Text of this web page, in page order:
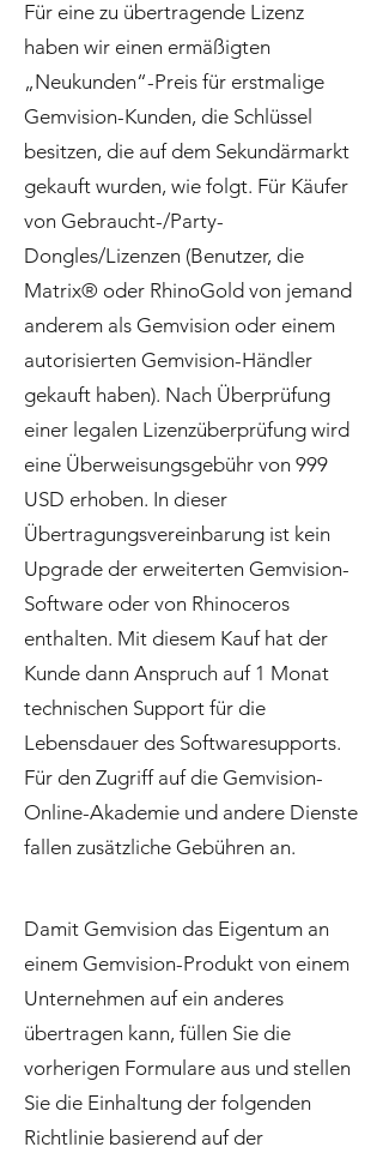
Für eine zu übertragende Lizenz
haben wir einen ermäßigten
„Neukunden“-Preis für erstmalige
Gemvision-Kunden, die Schlüssel
besitzen, die auf dem Sekundärmarkt
gekauft wurden, wie folgt. Für Käufer
von Gebraucht-/Party-
Dongles/Lizenzen (Benutzer, die
Matrix® oder RhinoGold von jemand
anderem als Gemvision oder einem
autorisierten Gemvision-Händler
gekauft haben). Nach Überprüfung
einer legalen Lizenzüberprüfung wird
eine Überweisungsgebühr von 999
USD erhoben. In dieser
Übertragungsvereinbarung ist kein
Upgrade der erweiterten Gemvision-
Software oder von Rhinoceros
enthalten. Mit diesem Kauf hat der
Kunde dann Anspruch auf 1 Monat
technischen Support für die
Lebensdauer des Softwaresupports.
Für den Zugriff auf die Gemvision-
Online-Akademie und andere Dienste
fallen zusätzliche Gebühren an.
Damit Gemvision das Eigentum an
einem Gemvision-Produkt von einem
Unternehmen auf ein anderes
übertragen kann, füllen Sie die
vorherigen Formulare aus und stellen
Sie die Einhaltung der folgenden
Richtlinie basierend auf der